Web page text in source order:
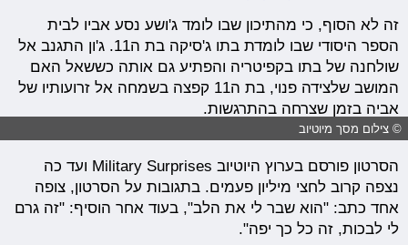
זה לא הסוף, כי מהתיכון שבו לומד ג'ושע נסע אביו לבית
הספר היסודי שבו לומדת בתו ג'סיקה בת ה11. ג'ון התגנב אל
שולחנה של בתו בקפיטריה והפתיע גם אותה כששאל האם
המושב שלצידה פנוי, בת ה11 קפצה בשמחה אל זרועותיו של
אביה בזמן שצרחה בהתרגשות.
© צילום מסך מיוטיוב
הסרטון פורסם בערוץ היוטיוב Military Surprises ועד כה
נצפה קרוב לחצי מיליון פעמים. בתגובות על הסרטון, צופה
אחד כתב: "הוא שבר לי את הלב", בעוד אחר הוסיף: "זה גרם
לי לבכות, זה כל כך יפה".